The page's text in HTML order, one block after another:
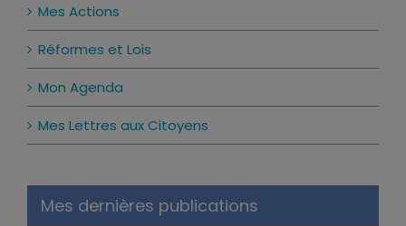
Mes Actions
Réformes et Lois
Mon Agenda
Mes Lettres aux Citoyens
Mes dernières publications